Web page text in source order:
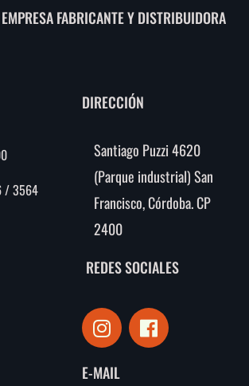
FABRICANTE Y DISTRIBUIDORA
/ 3564
DIRECCIÓN
Santiago Puzzi 4620
(Parque industrial) San
Francisco, Córdoba. CP
2400
REDES SOCIALES
I
n
s
t
F
a
c
E-MAIL